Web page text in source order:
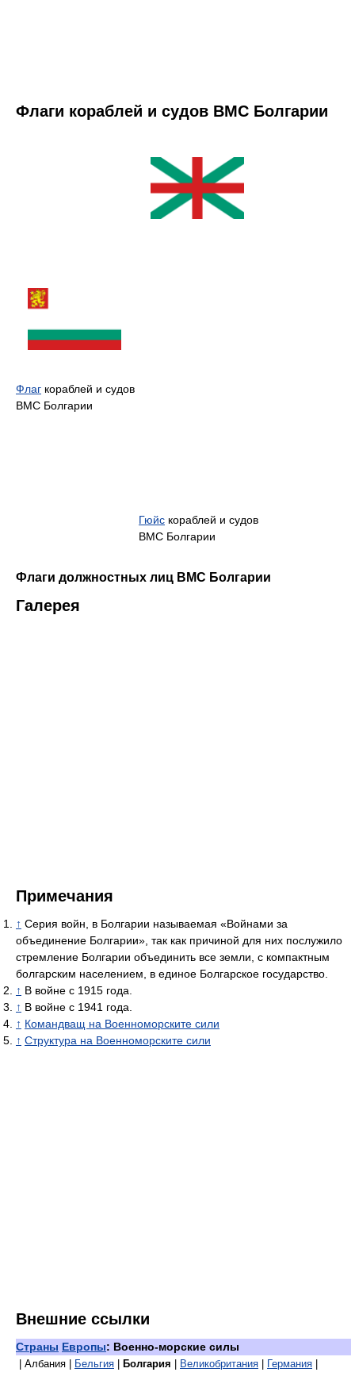
Флаги кораблей и судов ВМС Болгарии
Флаг кораблей и судов
ВМС Болгарии
Гюйс кораблей и судов
ВМС Болгарии
Флаги должностных лиц ВМС Болгарии
Галерея
Примечания
↑ Серия войн, в Болгарии называемая «Войнами за
объединение Болгарии», так как причиной для них послужило
стремление Болгарии объединить все земли, с компактным
болгарским населением, в единое Болгарское государство.
↑ В войне с 1915 года.
↑ В войне с 1941 года.
↑ Командващ на Военноморските сили
↑ Структура на Военноморските сили
Внешние ссылки
Страны Европы: Военно-морские силы
| Албания | Бельгия | Болгария | Великобритания | Германия |